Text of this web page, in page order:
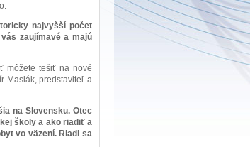
najvyšší počet
zaujímavé a majú
môžete tešiť na nové
Maslák, predstaviteľ a
na Slovensku. Otec
školy a ako riadiť a
vo väzení. Riadi sa